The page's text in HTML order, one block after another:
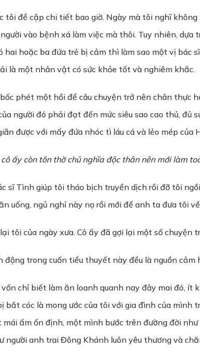
tôi đề cập chi tiết bao giờ. Ngày mà tôi nghĩ
vào bệnh xá làm việc mà thôi. Tuy nhiên,
hai hoặc ba đứa trẻ bị cảm thì làm sao một vị bác
là một nhân vật có sức khỏe tốt và nghiêm khắc.
phét một hồi để câu chuyện trở nên chân thực
người đó phải đạt đến mức siêu sao cao thủ,
được với mấy đứa nhóc tì láu cá và lẻo mép của
ấy còn tôn thờ chủ nghĩa độc thân nên mới làm
sĩ Tình giúp tôi tháo bịch truyền dịch rồi đỡ tôi
uống, ngủ nghỉ này nọ rồi mới để anh ta đưa tôi
tôi của ngày xưa. Cô ấy đã gợi lại một số chuyện
trong cuốn tiểu thuyết này đều là nguồn
chỉ biết làm ăn loanh quanh nay đây mai đó,
cóc là mong ước của tôi với gia đình của mình
ấm ổn định, một mình bước trên đường đời
người anh trai Đông Khánh luôn yêu thương và